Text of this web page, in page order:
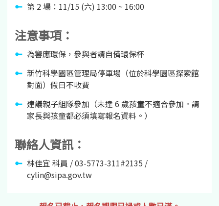
第 2 場：11/15 (六) 13:00 ~ 16:00
注意事項：
為響應環保，參與者請自備環保杯
新竹科學園區管理局停車場（位於科學園區探索館
對面）假日不收費
建議親子組隊參加（未達 6 歲孩童不適合參加。請
家長與孩童都必須填寫報名資料。）
聯絡人資訊：
林佳宜 科員 / 03-5773-311#2135 /
cylin@sipa.gov.tw